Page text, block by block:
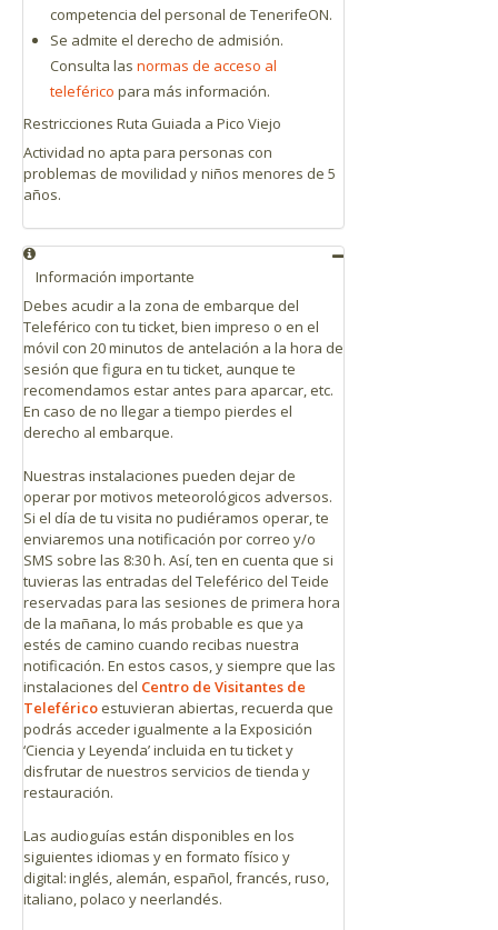
competencia del personal de TenerifeON.
Se admite el derecho de admisión.
Consulta las normas de acceso al
teleférico para más información.
Restricciones Ruta Guiada a Pico Viejo
Actividad no apta para personas con
problemas de movilidad y niños menores de 5
años.
Información importante
Debes acudir a la zona de embarque del
Teleférico con tu ticket, bien impreso o en el
móvil con 20 minutos de antelación a la hora de
sesión que figura en tu ticket, aunque te
recomendamos estar antes para aparcar, etc.
En caso de no llegar a tiempo pierdes el
derecho al embarque.
Nuestras instalaciones pueden dejar de
operar por motivos meteorológicos adversos.
Si el día de tu visita no pudiéramos operar, te
enviaremos una notificación por correo y/o
SMS sobre las 8:30 h. Así, ten en cuenta que si
tuvieras las entradas del Teleférico del Teide
reservadas para las sesiones de primera hora
de la mañana, lo más probable es que ya
estés de camino cuando recibas nuestra
notificación. En estos casos, y siempre que las
instalaciones del Centro de Visitantes de
Teleférico estuvieran abiertas, recuerda que
podrás acceder igualmente a la Exposición
‘Ciencia y Leyenda’ incluida en tu ticket y
disfrutar de nuestros servicios de tienda y
restauración.
Las audioguías están disponibles en los
siguientes idiomas y en formato físico y
digital: inglés, alemán, español, francés, ruso,
italiano, polaco y neerlandés.